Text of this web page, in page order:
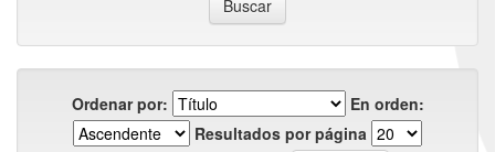
Ordenar por:
En orden:
Resultados por página